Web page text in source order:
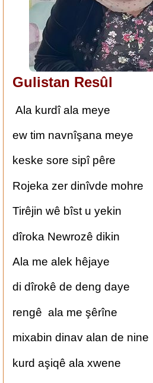
Gulistan Resûl
Ala kurdî ala meye
ew tim navnîşana meye
keske sore sipî pêre
Rojeka zer dinîvde mohre
Tirêjin wê bîst u yekin
dîroka Newrozê dikin
Ala me alek hêjaye
di dîrokê de deng daye
rengê ala me şêrîne
mixabin dinav alan de nine
kurd aşiqê ala xwene